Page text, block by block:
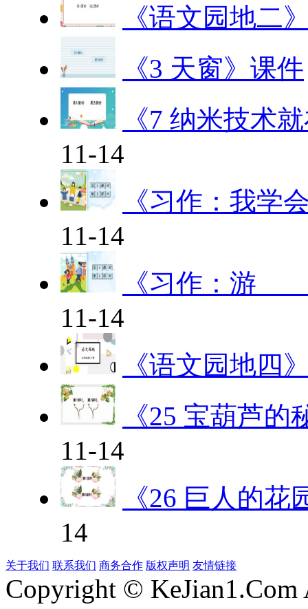
《语文园地二
《3 天窗》课件
《7 纳米技术
11-14
《习作：我学
11-14
《习作：游
11-14
《语文园地四
《25 宝葫芦的
11-14
《26 巨人的花
14
关于我们 联系我们 商务合作 版权声明 友情链接
Copyright © KeJian1.Com